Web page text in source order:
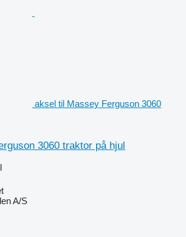
aksel til Massey Ferguson 3060
3060 traktor på hjul
A/S